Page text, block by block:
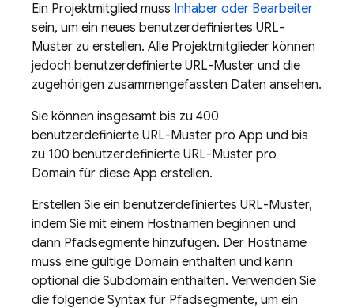
Ein Projektmitglied muss Inhaber oder Bearbeiter
sein, um ein neues benutzerdefiniertes URL-
Muster zu erstellen. Alle Projektmitglieder können
jedoch benutzerdefinierte URL-Muster und die
zugehörigen zusammengefassten Daten ansehen.
Sie können insgesamt bis zu 400
benutzerdefinierte URL-Muster pro App und bis
zu 100 benutzerdefinierte URL-Muster pro
Domain für diese App erstellen.
Erstellen Sie ein benutzerdefiniertes URL-Muster,
indem Sie mit einem Hostnamen beginnen und
dann Pfadsegmente hinzufügen. Der Hostname
muss eine gültige Domain enthalten und kann
optional die Subdomain enthalten. Verwenden Sie
die folgende Syntax für Pfadsegmente, um ein